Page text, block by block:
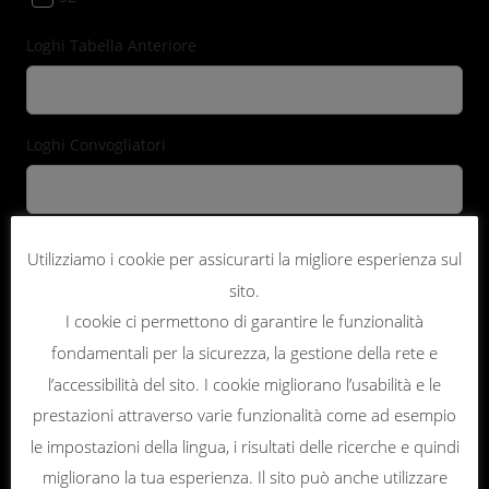
Loghi Tabella Anteriore
Loghi Convogliatori
Loghi Parafango Posteriore
Loghi Parasteli
Utilizziamo i cookie per assicurarti la migliore esperienza sul
sito.
I cookie ci permettono di garantire le funzionalità
fondamentali per la sicurezza, la gestione della rete e
l’accessibilità del sito. I cookie migliorano l’usabilità e le
prestazioni attraverso varie funzionalità come ad esempio
le impostazioni della lingua, i risultati delle ricerche e quindi
migliorano la tua esperienza. Il sito può anche utilizzare